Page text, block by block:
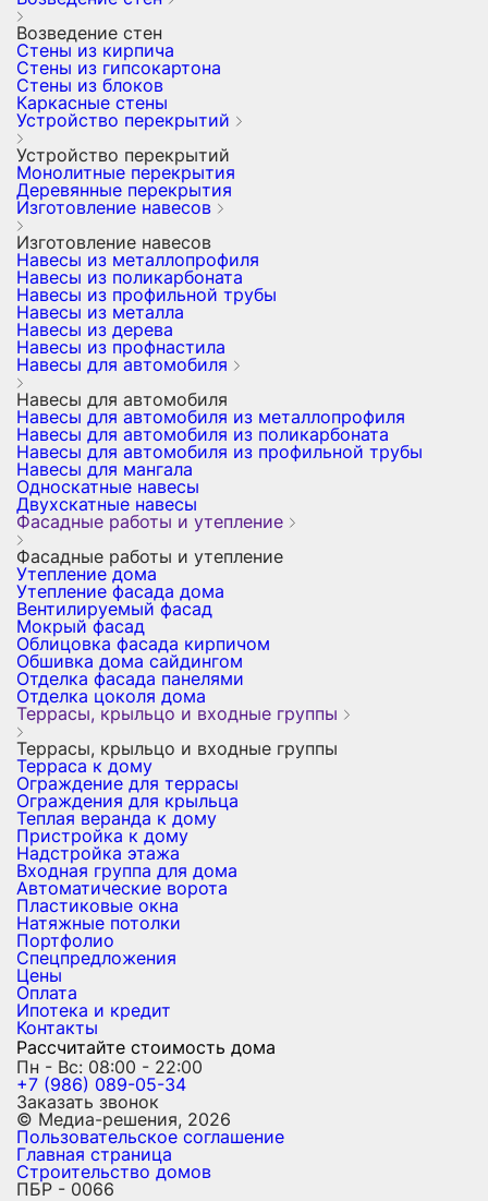
Возведение стен
Стены из кирпича
Стены из гипсокартона
Стены из блоков
Каркасные стены
Устройство перекрытий
Устройство перекрытий
Монолитные перекрытия
Деревянные перекрытия
Изготовление навесов
Изготовление навесов
Навесы из металлопрофиля
Навесы из поликарбоната
Навесы из профильной трубы
Навесы из металла
Навесы из дерева
Навесы из профнастила
Навесы для автомобиля
Навесы для автомобиля
Навесы для автомобиля из металлопрофиля
Навесы для автомобиля из поликарбоната
Навесы для автомобиля из профильной трубы
Навесы для мангала
Односкатные навесы
Двухскатные навесы
Фасадные работы и утепление
Фасадные работы и утепление
Утепление дома
Утепление фасада дома
Вентилируемый фасад
Мокрый фасад
Облицовка фасада кирпичом
Обшивка дома сайдингом
Отделка фасада панелями
Отделка цоколя дома
Террасы, крыльцо и входные группы
Террасы, крыльцо и входные группы
Терраса к дому
Ограждение для террасы
Ограждения для крыльца
Теплая веранда к дому
Пристройка к дому
Надстройка этажа
Входная группа для дома
Автоматические ворота
Пластиковые окна
Натяжные потолки
Портфолио
Спецпредложения
Цены
Оплата
Ипотека и кредит
Контакты
Рассчитайте стоимость дома
Пн - Вс: 08:00 - 22:00
+7 (986) 089-05-34
Заказать звонок
© Медиа-решения, 2026
Пользовательское соглашение
Главная страница
Строительство домов
ПБР - 0066